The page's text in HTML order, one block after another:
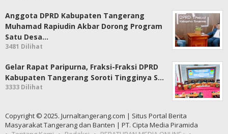
Anggota DPRD Kabupaten Tangerang
Muhamad Rapiudin Akbar Dorong Program
Satu Desa…
3481 Dilihat
Gelar Rapat Paripurna, Fraksi-Fraksi DPRD
Kabupaten Tangerang Soroti Tingginya S…
3333 Dilihat
Copyright © 2025. Jurnaltangerang.com | Situs Portal Berita
Masyarakat Tangerang dan Banten | PT. Cipta Media Piramida